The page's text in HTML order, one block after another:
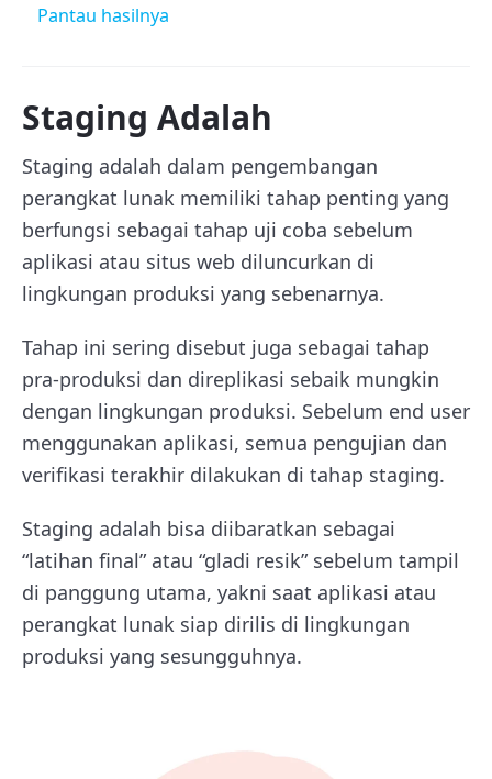
Pantau hasilnya
Staging Adalah
Staging adalah dalam pengembangan
perangkat lunak memiliki tahap penting yang
berfungsi sebagai tahap uji coba sebelum
aplikasi atau situs web diluncurkan di
lingkungan produksi yang sebenarnya.
Tahap ini sering disebut juga sebagai tahap
pra-produksi dan direplikasi sebaik mungkin
dengan lingkungan produksi. Sebelum end user
menggunakan aplikasi, semua pengujian dan
verifikasi terakhir dilakukan di tahap staging.
Staging adalah bisa diibaratkan sebagai
“latihan final” atau “gladi resik” sebelum tampil
di panggung utama, yakni saat aplikasi atau
perangkat lunak siap dirilis di lingkungan
produksi yang sesungguhnya.